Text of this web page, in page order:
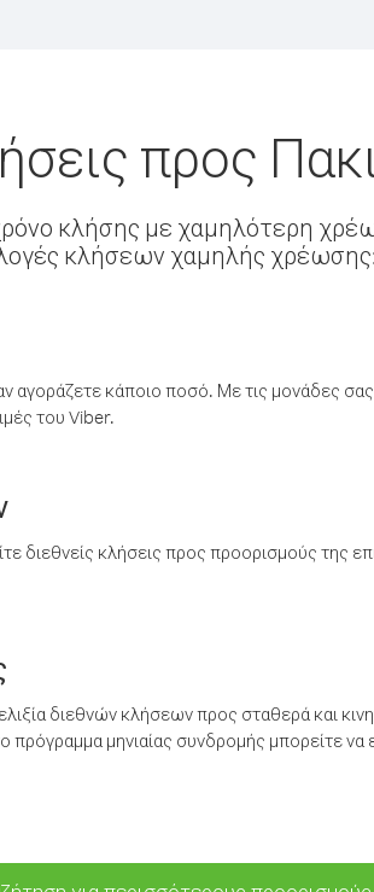
προς
κλήσης με χαμηλότερη
κλήσεων χαμηλής
κάποιο ποσό. Με τις μονάδες
του Viber.
διεθνείς κλήσεις προς προορισμούς της
διεθνών κλήσεων προς σταθερά και
μηνιαίας συνδρομής μπορείτε να